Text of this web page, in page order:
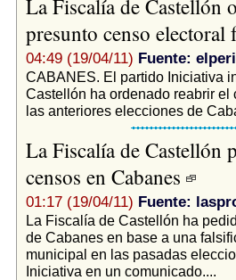
La Fiscalía de Castellón
presunto censo electoral
04:49 (19/04/11) Fuente:
CABANES. El partido Iniciativa
Castellón ha ordenado reabrir
las anteriores elecciones de
La Fiscalía de Castellón
censos en Cabanes
01:17 (19/04/11) Fuente:
La Fiscalía de Castellón ha
de Cabanes en base a una
municipal en las pasadas
Iniciativa en un comunicado....